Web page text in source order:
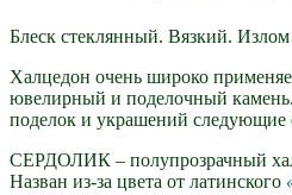
Блеск стеклянный. Вязкий.
Халцедон очень широко
ювелирный и поделочный
поделок и украшений следующие
СЕРДОЛИК – полупрозрачный
Назван из-за цвета от латинского